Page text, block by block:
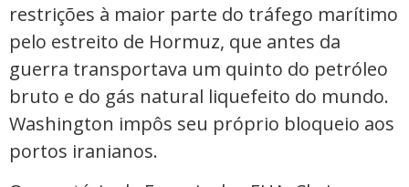
restrições à maior parte do tráfego marítimo
pelo estreito de Hormuz, que antes da
guerra transportava um quinto do petróleo
bruto e do gás natural liquefeito do mundo.
Washington impôs seu próprio bloqueio aos
portos iranianos.